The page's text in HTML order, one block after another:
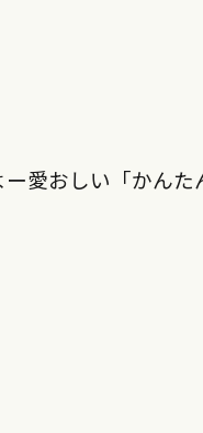
愛おしい「かんた